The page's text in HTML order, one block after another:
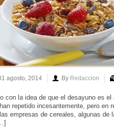
agosto, 2014 By Redaccion
con la idea de que el desayuno es
repetido incesantemente, pero en
empresas de cereales, algunas